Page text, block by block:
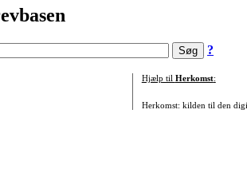
?
Hjælp til Herkomst:
Herkomst: kilden til den